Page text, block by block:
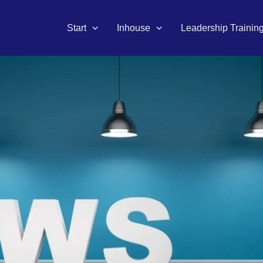
Start Inhouse Leadership Training